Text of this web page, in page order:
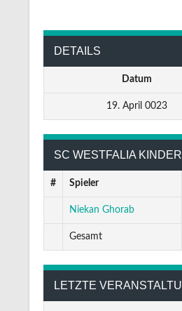
DETAILS
Datum
19. April 0023
SC WESTFALIA
# Spieler
Niekan Ghorab
Gesamt
LETZTE